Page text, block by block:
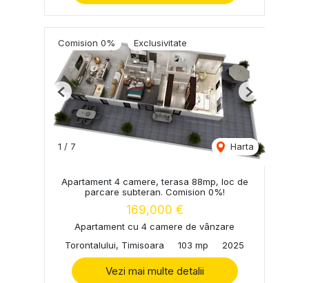
Comision 0% Exclusivitate
1 / 7 Harta
Previous Next
Apartament 4 camere, terasa 88mp, loc de
parcare subteran. Comision 0%!
169,000 €
Apartament cu 4 camere de vânzare
Torontalului, Timisoara
103 mp 2025
Vezi mai multe detalii